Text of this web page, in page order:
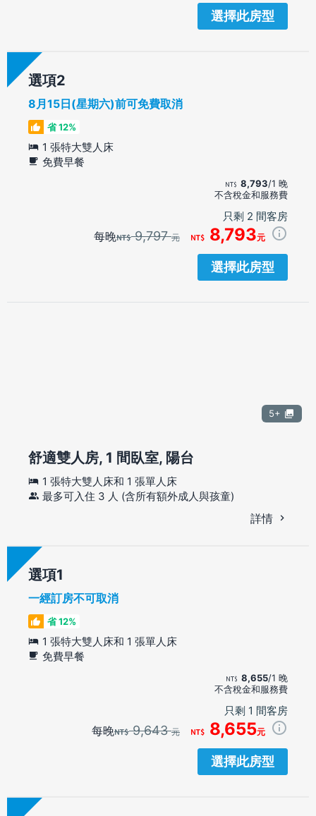
選擇此房型
選項
8月15日(星期六)前可免費取消
省 12%
1 張特大雙人床
免費早餐
8,793/1 晚
不含稅金和服務費
只剩 2 間客房
每晚 9,797元 8,793元
選擇此房型
5+
舒適雙人房, 1 間臥室, 陽台
1 張特大雙人床和 1 張單人床
最多可入住 3 人 (含所有額外成人與孩童)
詳情
選項
一經訂房不可取消
省 12%
1 張特大雙人床和 1 張單人床
免費早餐
8,655/1 晚
不含稅金和服務費
只剩 1 間客房
每晚 9,643元 8,655元
選擇此房型